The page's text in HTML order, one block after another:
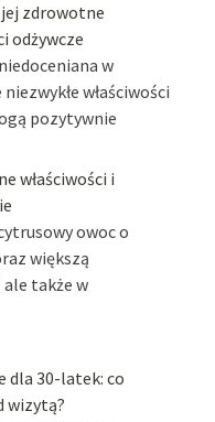
jej zdrowotne
odżywcze
w
właściwości
pozytywnie
właściwości i
owoc o
większą
także w
dla 30-latek: co
wizytą?